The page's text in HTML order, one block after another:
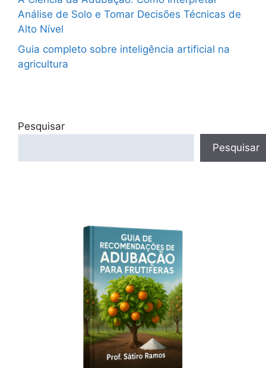
Análise de Solo e Tomar Decisões Técnicas de
Alto Nível
Guia completo sobre inteligência artificial na
agricultura
Pesquisar
Pesquisar